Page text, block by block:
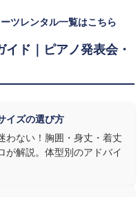
ンを選ぶ
は意外と色味が飛んで見え
ジュエルカラーはホールの照
なトーン、バイオリンやソ
イン、合唱やアンサンブル
合い、と演目に合わせた
ツレンタル一覧はこちら
ド｜ピアノ発表会・
イズの選び方
わない！胸囲・身丈・着丈
が解説。体型別のアドバイ